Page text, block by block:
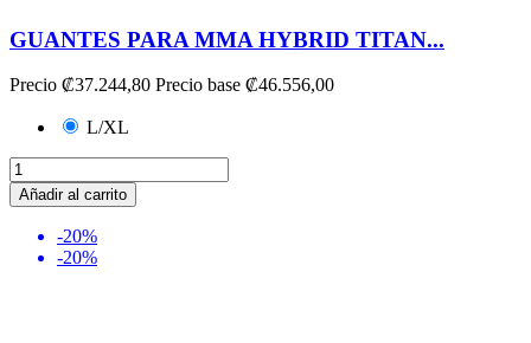
GUANTES PARA MMA HYBRID TITAN...
Precio ₡37.244,80 Precio base ₡46.556,00
L/XL
Añadir al carrito
-20%
-20%